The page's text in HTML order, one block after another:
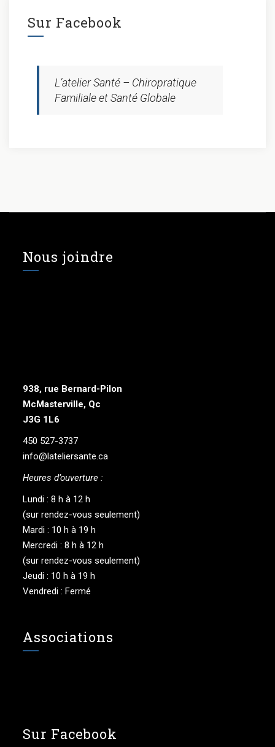
Sur Facebook
L’atelier Santé – Chiropratique
Familiale et Santé Globale
Nous joindre
938, rue Bernard-Pilon
McMasterville, Qc
J3G 1L6
450 527-3737
info@lateliersante.ca
Heures d’ouverture :
Lundi : 8 h à 12 h
(sur rendez-vous seulement)
Mardi : 10 h à 19 h
Mercredi : 8 h à 12 h
(sur rendez-vous seulement)
Jeudi : 10 h à 19 h
Vendredi : Fermé
Associations
Sur Facebook